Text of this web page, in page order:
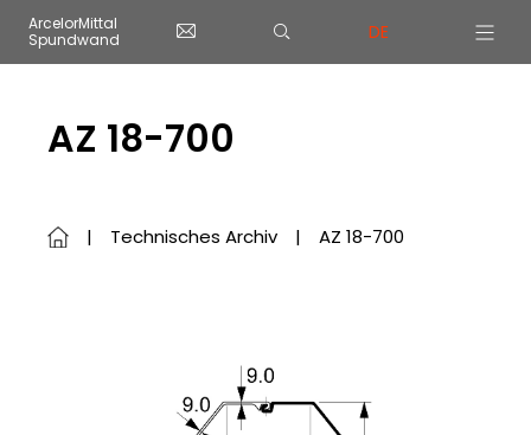
ArcelorMittal
Spundwand
DE
AZ 18-700
Technisches Archiv AZ 18-700